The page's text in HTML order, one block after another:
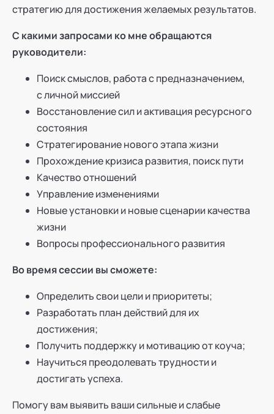
стратегию для достижения желаемых результатов.
С какими запросами ко мне обращаются
руководители:
Поиск смыслов, работа с предназначением,
с личной миссией
Восстановление сил и активация ресурсного
состояния
Стратегирование нового этапа жизни
Прохождение кризиса развития, поиск пути
Качество отношений
Управление изменениями
Новые установки и новые сценарии качества
жизни
Вопросы профессионального развития
Во время сессии вы сможете:
Определить свои цели и приоритеты;
Разработать план действий для их
достижения;
Получить поддержку и мотивацию от коуча;
Научиться преодолевать трудности и
достигать успеха.
Помогу вам выявить ваши сильные и слабые